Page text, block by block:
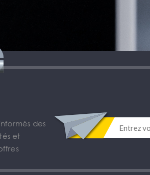
des
et